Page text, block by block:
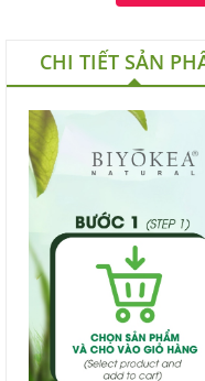
CHI TIẾT SẢN